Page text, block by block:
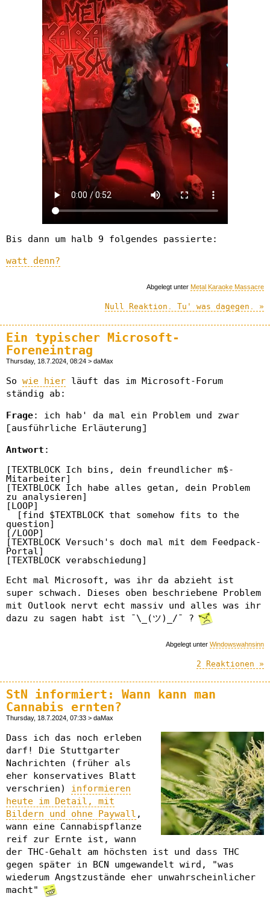
Bis dann um halb 9 folgendes passierte:
watt denn?
Abgelegt unter Metal Karaoke Massacre
Null Reaktion. Tu' was dagegen. »
Ein typischer Microsoft-
Foreneintrag
Thursday, 18.7.2024, 08:24 > daMax
So wie hier läuft das im Microsoft-Forum
ständig ab:
Frage: ich hab' da mal ein Problem und zwar
[ausführliche Erläuterung]
Antwort :
[TEXTBLOCK Ich bins, dein freundlicher m$-
Mitarbeiter]
[TEXTBLOCK Ich habe alles getan, dein Problem
zu analysieren]
[LOOP]
question]
[/LOOP]
[TEXTBLOCK Versuch's doch mal mit dem Feedpack-
Portal]
[TEXTBLOCK verabschiedung]
Echt mal Microsoft, was ihr da abzieht ist
super schwach. Dieses oben beschriebene Problem
mit Outlook nervt echt massiv und alles was ihr
dazu zu sagen habt ist ¯\_(ツ)_/¯ ?
Abgelegt unter Windowswahnsinn
2 Reaktionen »
StN informiert: Wann kann man
Cannabis ernten?
Thursday, 18.7.2024, 07:33 > daMax
Dass ich das noch erleben
darf! Die Stuttgarter
Nachrichten (früher als
eher konservatives Blatt
verschrien) informieren
heute im Detail, mit
Bildern und ohne Paywall ,
wann eine Cannabispflanze
reif zur Ernte ist, wann
der THC-Gehalt am höchsten ist und dass THC
gegen später in BCN umgewandelt wird, "was
wiederum Angstzustände eher unwahrscheinlicher
macht"